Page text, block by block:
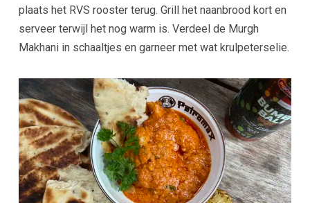
plaats het RVS rooster terug. Grill het naanbrood kort en
serveer terwijl het nog warm is. Verdeel de Murgh
Makhani in schaaltjes en garneer met wat krulpeterselie.